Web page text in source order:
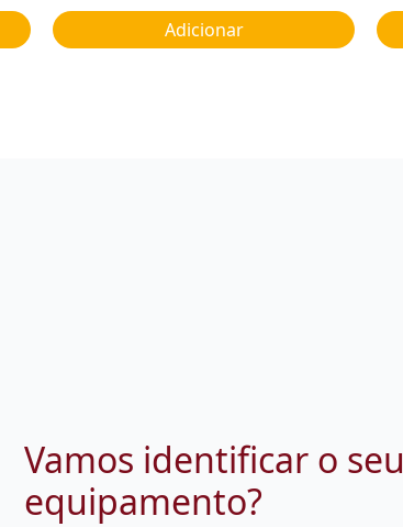
Adicionar
Vamos identificar o seu
equipamento?